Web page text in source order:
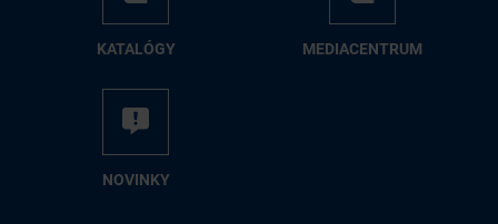
KA­TA­LÓ­GY ME­DIA­CEN­TRUM
NO­VIN­KY